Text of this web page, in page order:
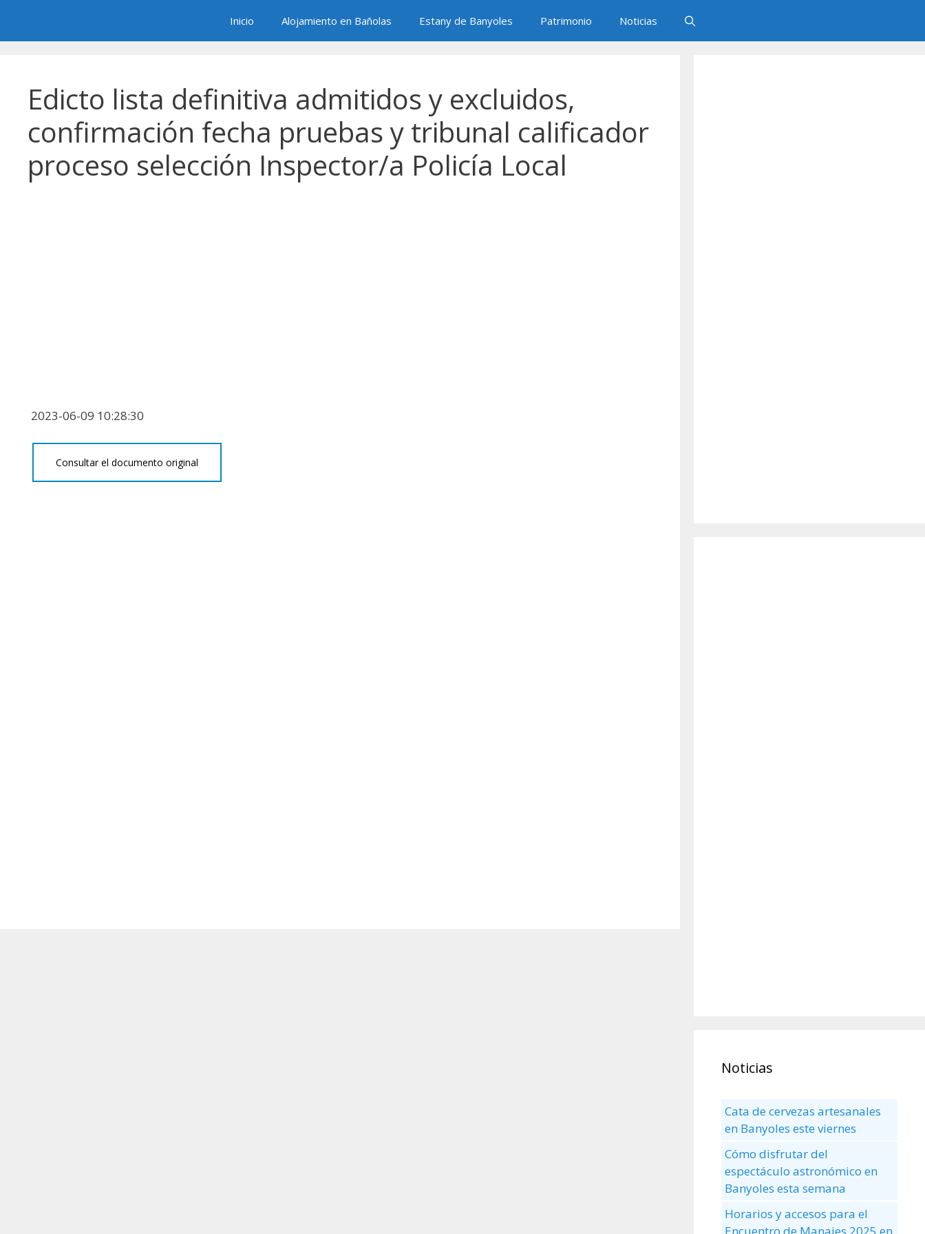
contenido
Inicio Alojamiento en Bañolas Estany de Banyoles Patrimonio Noticias
Edicto lista definitiva admitidos y excluidos,
confirmación fecha pruebas y tribunal calificador
proceso selección Inspector/a Policía Local
2023-06-09 10:28:30
Consultar el documento original
Noticias
Cata de cervezas artesanales
en Banyoles este viernes
Cómo disfrutar del
espectáculo astronómico en
Banyoles esta semana
Horarios y accesos para el